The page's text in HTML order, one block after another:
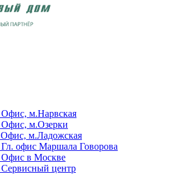
Офис, м.Нарвская
Офис, м.Озерки
Офис, м.Ладожская
Гл. офис Маршала Говорова
Офис в Москве
Сервисный центр